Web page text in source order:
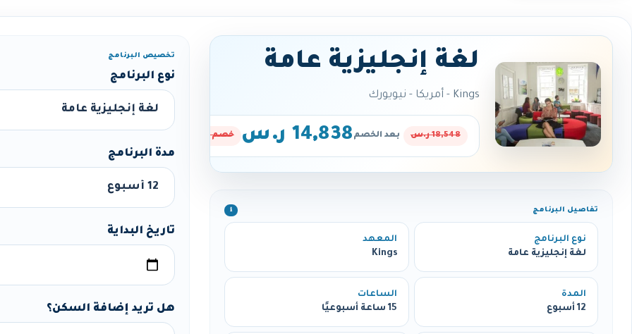
لغة إنجليزية عامة
Kings - أمريكا - نيويورك
18,548 ر.س بعد الخصم 14,838 ر.س خصم 20%
تفاصيل البرنامج ℹ️
نوع البرنامج
لغة إنجليزية عامة
المعهد
Kings
المدة
12 أسبوع
الساعات
15 ساعة أسبوعيًا
تخصيص البرنامج
نوع البرنامج
مدة البرنامج
تاريخ البداية
هل تريد إضافة السكن؟